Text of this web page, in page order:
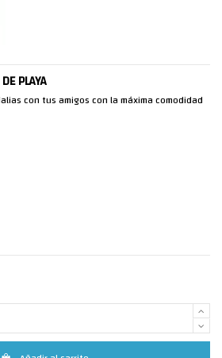
PLAYA
con tus amigos con la máxima comodidad